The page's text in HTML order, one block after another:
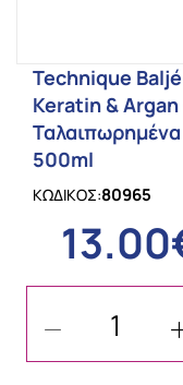
Technique
Keratin &
500ml
ΚΩΔΙΚΟΣ:80965